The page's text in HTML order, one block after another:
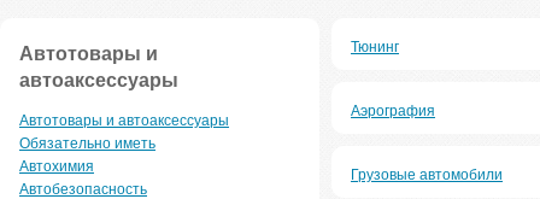
Автотовары и
автоаксессуары
Автотовары и автоаксессуары
Обязательно иметь
Автохимия
Автобезопасность
Тюнинг
Аэрография
Грузовые автомобили